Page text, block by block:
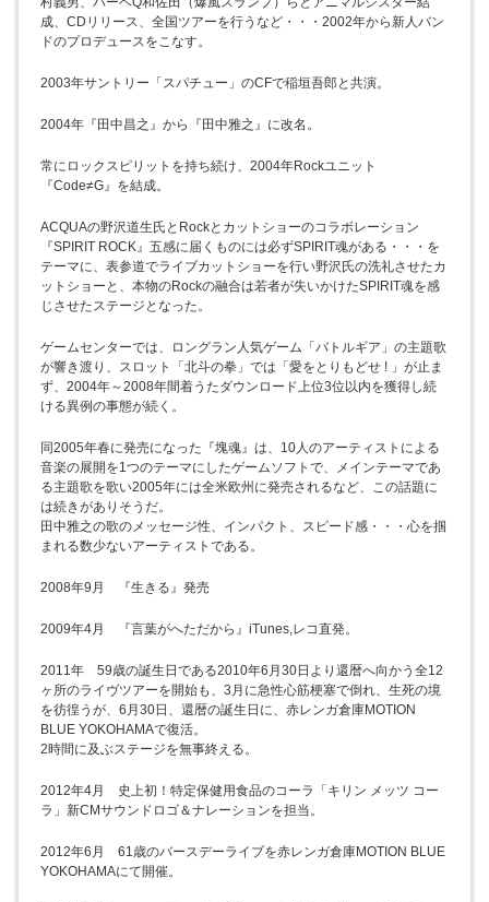
成、CDリリース、全国ツアーを行うなど・・・2002年から新人バン
ドのプロデュースをこなす。
2003年サントリー「スパチュー」のCFで稲垣吾郎と共演。
2004年『田中昌之』から『田中雅之』に改名。
常にロックスピリットを持ち続け、2004年Rockユニット
『Code≠G』を結成。
ACQUAの野沢道生氏とRockとカットショーのコラボレーション
『SPIRIT ROCK』五感に届くものには必ずSPIRIT魂がある・・・を
テーマに、表参道でライブカットショーを行い野沢氏の洗礼させたカ
ットショーと、本物のRockの融合は若者が失いかけたSPIRIT魂を感
じさせたステージとなった。
ゲームセンターでは、ロングラン人気ゲーム「バトルギア」の主題歌
が響き渡り、スロット「北斗の拳」では「愛をとりもどせ ! 」が止ま
ず、2004年～2008年間着うたダウンロード上位3位以内を獲得し続
ける異例の事態が続く。
同2005年春に発売になった『塊魂』は、10人のアーティストによる
音楽の展開を1つのテーマにしたゲームソフトで、メインテーマであ
る主題歌を歌い2005年には全米欧州に発売されるなど、この話題に
は続きがありそうだ。
田中雅之の歌のメッセージ性、インパクト、スピード感・・・心を掴
まれる数少ないアーティストである。
2008年9月 『生きる』発売
2009年4月 『言葉がへただから』iTunes,レコ直発。
2011年 59歳の誕生日である2010年6月30日より還暦へ向かう全12
ヶ所のライヴツアーを開始も、3月に急性心筋梗塞で倒れ、生死の境
を彷徨うが、6月30日、還暦の誕生日に、赤レンガ倉庫MOTION
BLUE YOKOHAMAで復活。
2時間に及ぶステージを無事終える。
2012年4月 史上初！特定保健用食品のコーラ「キリン メッツ コー
ラ」新CMサウンドロゴ＆ナレーションを担当。
2012年6月 61歳のバースデーライブを赤レンガ倉庫MOTION BLUE
YOKOHAMAにて開催。